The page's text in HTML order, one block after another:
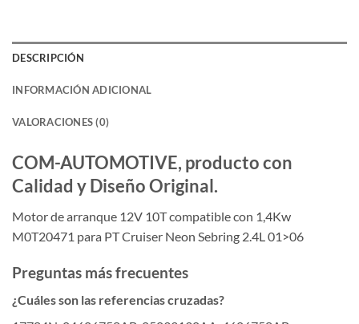
DESCRIPCIÓN
INFORMACIÓN ADICIONAL
VALORACIONES (0)
COM-AUTOMOTIVE, producto con
Calidad y Diseño Original.
Motor de arranque 12V 10T compatible con 1,4Kw
M0T20471 para PT Cruiser Neon Sebring 2.4L 01>06
Preguntas más frecuentes
¿Cuáles son las referencias cruzadas?